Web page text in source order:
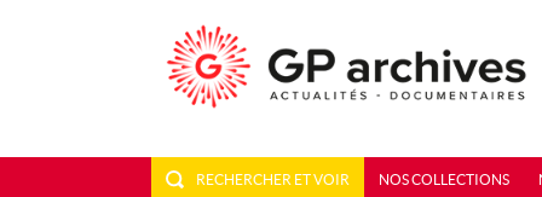
RECHERCHER ET VOIR NOS COLLECTIONS